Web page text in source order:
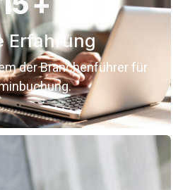
Erfahrung
der Branchenführer für